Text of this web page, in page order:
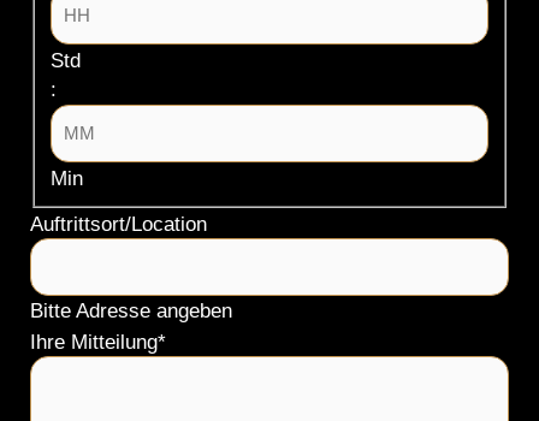
Std
:
Min
Auftrittsort/Location
Bitte Adresse angeben
Ihre Mitteilung*